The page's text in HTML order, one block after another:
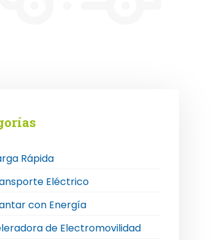
Rápida
Eléctrico
con Energía
de Electromovilidad